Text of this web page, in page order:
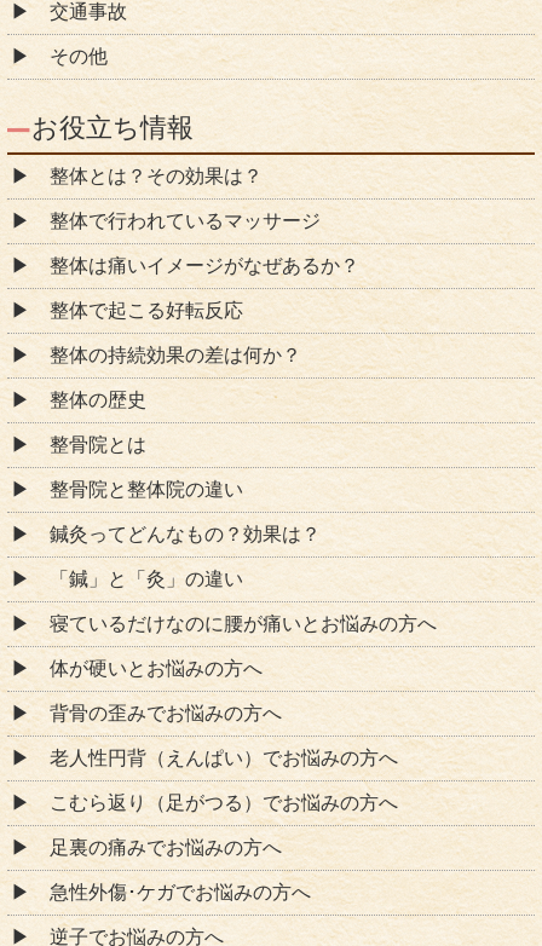
交通事故
その他
お役立ち情報
整体とは？その効果は？
整体で行われているマッサージ
整体は痛いイメージがなぜあるか？
整体で起こる好転反応
整体の持続効果の差は何か？
整体の歴史
整骨院とは
整骨院と整体院の違い
鍼灸ってどんなもの？効果は？
「鍼」と「灸」の違い
寝ているだけなのに腰が痛いとお悩みの方へ
体が硬いとお悩みの方へ
背骨の歪みでお悩みの方へ
老人性円背（えんぱい）でお悩みの方へ
こむら返り（足がつる）でお悩みの方へ
足裏の痛みでお悩みの方へ
急性外傷･ケガでお悩みの方へ
逆子でお悩みの方へ